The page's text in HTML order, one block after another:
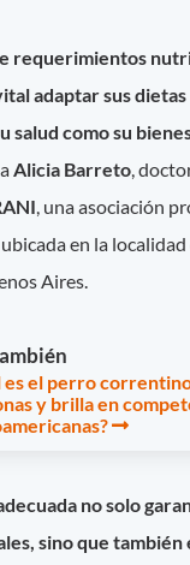
requerimientos
adaptar sus
salud como su
Alicia Barreto ,
, una asociación
en la localidad
Aires.
es el perro
y brilla en
no solo
sino que también